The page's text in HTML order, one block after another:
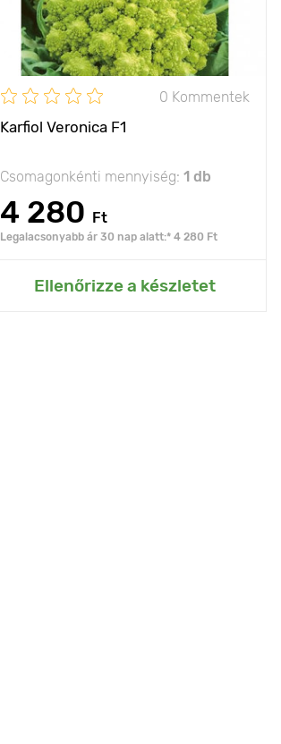
0 Kommentek
Karfiol Veronica F1
Csomagonkénti mennyiség: 1 db
4 280 Ft
Legalacsonyabb ár 30 nap alatt:* 4 280 Ft
Ellenőrizze a készletet
Hozzáadás az Én kertemhez